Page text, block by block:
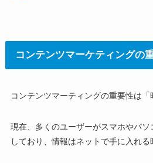
コンテンツマーケティングの
コンテンツマーティングの重要性は「
現在、多くのユーザーがスマホやパ
しており、情報はネットで手に入れる